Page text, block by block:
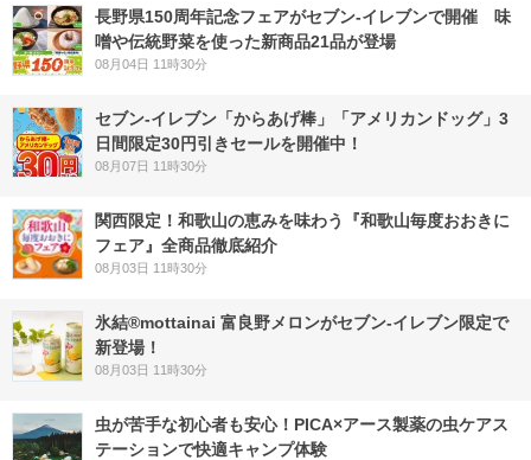
長野県150周年記念フェアがセブン-イレブンで開催 味
噌や伝統野菜を使った新商品21品が登場
08月04日 11時30分
セブン‐イレブン「からあげ棒」「アメリカンドッグ」3
日間限定30円引きセールを開催中！
08月07日 11時30分
関西限定！和歌山の恵みを味わう『和歌山毎度おおきに
フェア』全商品徹底紹介
08月03日 11時30分
氷結®mottainai 富良野メロンがセブン‐イレブン限定で
新登場！
08月03日 11時30分
虫が苦手な初心者も安心！PICA×アース製薬の虫ケアス
テーションで快適キャンプ体験